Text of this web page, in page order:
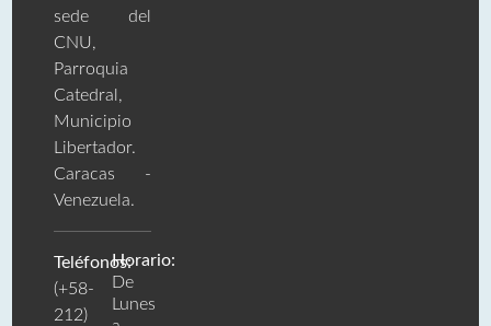
sede del
CNU,
Parroquia
Catedral,
Municipio
Libertador.
Caracas -
Venezuela.
Teléfonos:
(+58-
212)
Horario:
De
Lunes